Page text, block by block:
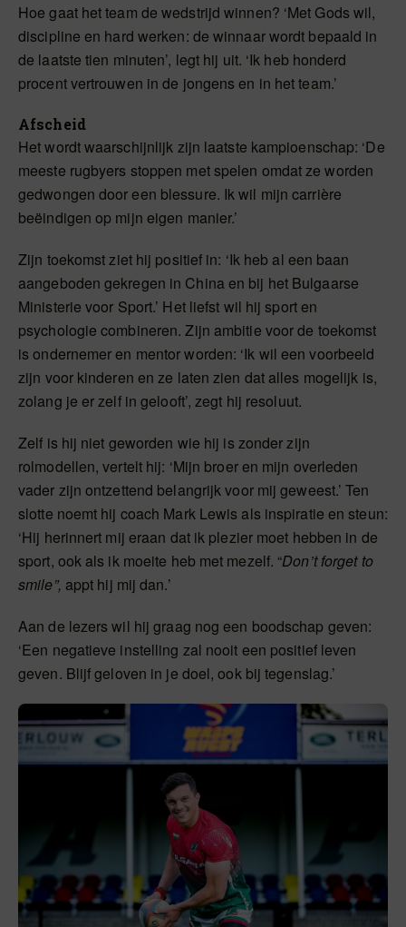
Hoe gaat het team de wedstrijd winnen? ‘Met Gods wil,
discipline en hard werken: de winnaar wordt bepaald in
de laatste tien minuten’, legt hij uit. ‘Ik heb honderd
procent vertrouwen in de jongens en in het team.’
Afscheid
Het wordt waarschijnlijk zijn laatste kampioenschap: ‘De
meeste rugbyers stoppen met spelen omdat ze worden
gedwongen door een blessure. Ik wil mijn carrière
beëindigen op mijn eigen manier.’
Zijn toekomst ziet hij positief in: ‘Ik heb al een baan
aangeboden gekregen in China en bij het Bulgaarse
Ministerie voor Sport.’ Het liefst wil hij sport en
psychologie combineren. Zijn ambitie voor de toekomst
is ondernemer en mentor worden: ‘Ik wil een voorbeeld
zijn voor kinderen en ze laten zien dat alles mogelijk is,
zolang je er zelf in gelooft’, zegt hij resoluut.
Zelf is hij niet geworden wie hij is zonder zijn
rolmodellen, vertelt hij: ‘Mijn broer en mijn overleden
vader zijn ontzettend belangrijk voor mij geweest.’ Ten
slotte noemt hij coach Mark Lewis als inspiratie en steun:
‘Hij herinnert mij eraan dat ik plezier moet hebben in de
sport, ook als ik moeite heb met mezelf. “Don’t forget to
smile”, appt hij mij dan.’
Aan de lezers wil hij graag nog een boodschap geven:
‘Een negatieve instelling zal nooit een positief leven
geven. Blijf geloven in je doel, ook bij tegenslag.’